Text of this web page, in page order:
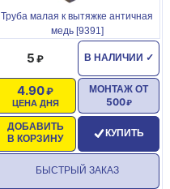
Труба малая к вытяжке античная
медь [9391]
В НАЛИЧИИ ✓
5
ЦЕНА ДНЯ
4.90
ДОБАВИТЬ
В КОРЗИНУ
МОНТАЖ ОТ
500
КУПИТЬ
БЫСТРЫЙ ЗАКАЗ